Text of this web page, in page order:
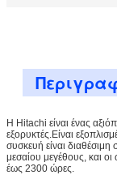
Η Hitachi είναι ένας
εξορυκτές.Είναι
συσκευή είναι
μεσαίου μεγέθους, και
έως 2300 ώρες.